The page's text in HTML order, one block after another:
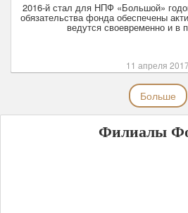
2016-й стал для НПФ «Большой»
обязательства фонда обеспечены
ведутся своевременно и в
11 апреля
Больше
Филиалы